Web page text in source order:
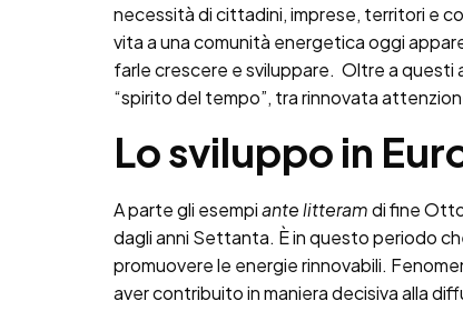
necessità di cittadini, imprese, territori e
vita a una comunità energetica oggi
farle crescere e sviluppare. Oltre a
“spirito del tempo”, tra rinnovata
Lo sviluppo in
A parte gli esempiante litteramdi fine
dagli anni Settanta. È in questo periodo
promuovere le energie rinnovabili.
aver contribuito in maniera decisiva alla